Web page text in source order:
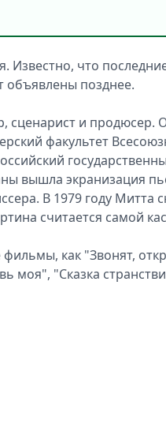
что
объявлены позднее.
сценарист и продюсер.
факультет
вышла экранизация
В 1979 году Митта
считается самой
как "Звонят,
моя", "Сказка